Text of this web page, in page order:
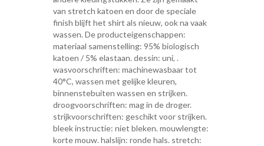
van stretch katoen en door de speciale
finish blijft het shirt als nieuw, ook na vaak
wassen. De producteigenschappen:
materiaal samenstelling: 95% biologisch
katoen / 5% elastaan. dessin: uni, .
wasvoorschriften: machinewasbaar tot
40°C, wassen met gelijke kleuren,
binnenstebuiten wassen en strijken.
droogvoorschriften: mag in de droger.
strijkvoorschriften: geschikt voor strijken.
bleek instructie: niet bleken. mouwlengte:
korte mouw. halslijn: ronde hals. stretch: